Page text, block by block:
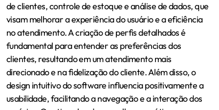
de clientes, controle de estoque e análise de dados, que
visam melhorar a experiência do usuário e a eficiência
no atendimento. A criação de perfis detalhados é
fundamental para entender as preferências dos
clientes, resultando em um atendimento mais
direcionado e na fidelização do cliente. Além disso, o
design intuitivo do software influencia positivamente a
usabilidade, facilitando a navegação e a interação dos